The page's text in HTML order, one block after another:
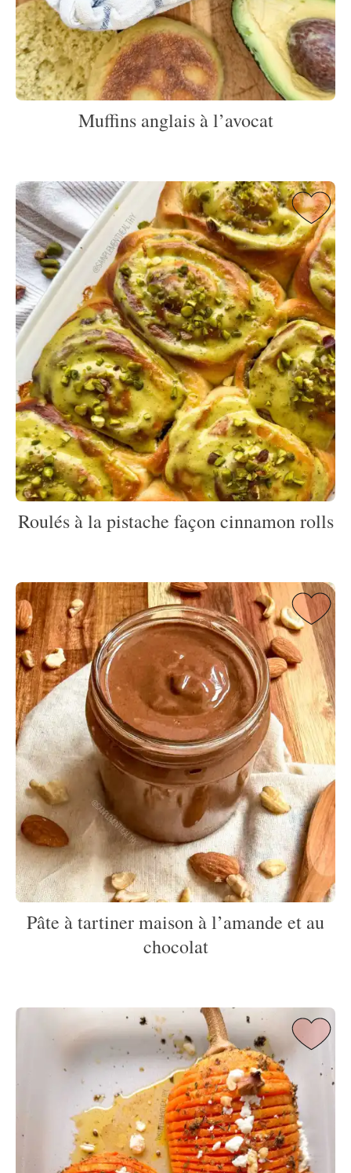
Muffins anglais à l’avocat
Roulés à la pistache façon cinnamon rolls
Pâte à tartiner maison à l’amande et au
chocolat